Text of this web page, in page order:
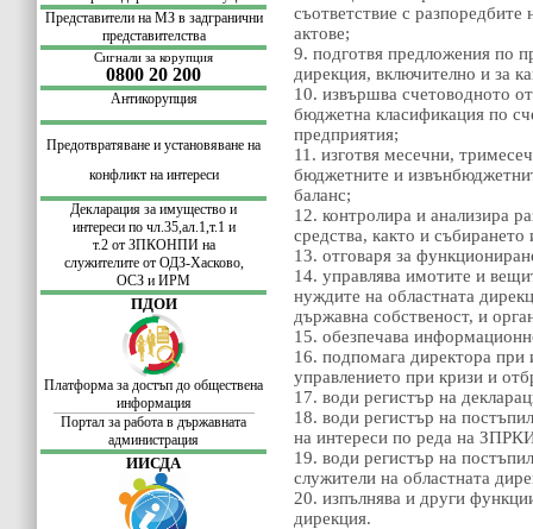
Представители на МЗ в задгранични
представителства
Сигнали за корупция
0800 20 200
Антикорупция
Предотвратяване и установяване на
конфликт на интереси
Декларация за имущество и
интереси по чл.35,ал.1,т.1 и
т.2 от ЗПКОНПИ на
служителите от ОДЗ-Хасково,
ОСЗ и ИРМ
ПДОИ
Платформа за достъп до обществена
информация
Портал за работа в държавната
администрация
ИИСДА
съответствие с
актове;
9. подготвя предложения по
дирекция, включително и за
10. извършва счетоводното
бюджетна класификация по
предприятия;
11. изготвя месечни,
бюджетните и
баланс;
12. контролира и анализира
средства, както и
13. отговаря за
14. управлява имотите и
нуждите на областната
държавна собственост, и
15. обезпечава
16. подпомага директора
управлението при кризи и
17. води регистър на
18. води регистър на
на интереси по реда на
19. води регистър на
служители на областната
20. изпълнява и други
дирекция.